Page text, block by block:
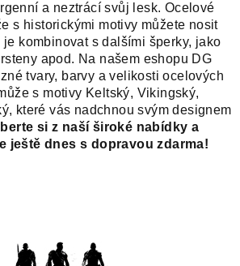
a neztrácí svůj lesk. Ocelové
s historickými motivy můžete nosit
je kombinovat s dalšími šperky, jako
apod. Na našem eshopu DG
tvary, barvy a velikosti ocelových
s motivy Keltský, Vikingský,
které vás nadchnou svým designem
si z naší široké nabídky a
ještě dnes s dopravou zdarma!